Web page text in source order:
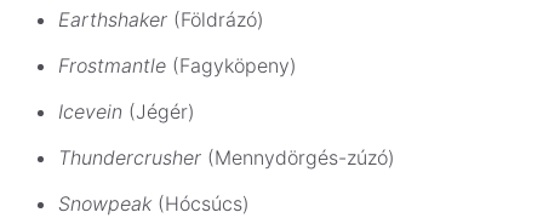
Earthshaker (Földrázó)
Frostmantle (Fagyköpeny)
Icevein (Jégér)
Thundercrusher (Mennydörgés-zúzó)
Snowpeak (Hócsúcs)